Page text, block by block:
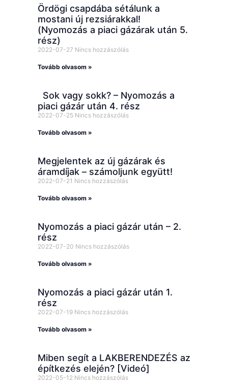
Ördögi csapdába sétálunk a
mostani új rezsiárakkal!
(Nyomozás a piaci gázárak után 5.
rész)
2022-07-27 Nincs hozzászólás
Tovább olvasom »
Sok vagy sokk? – Nyomozás a
piaci gázár után 4. rész
2022-07-25 Nincs hozzászólás
Tovább olvasom »
Megjelentek az új gázárak és
áramdíjak – számoljunk együtt!
2022-07-21 Nincs hozzászólás
Tovább olvasom »
Nyomozás a piaci gázár után – 2.
rész
2022-07-20 Nincs hozzászólás
Tovább olvasom »
Nyomozás a piaci gázár után 1.
rész
2022-07-19 Nincs hozzászólás
Tovább olvasom »
Miben segít a LAKBERENDEZÉS az
építkezés elején? [Videó]
2022-05-12 Nincs hozzászólás